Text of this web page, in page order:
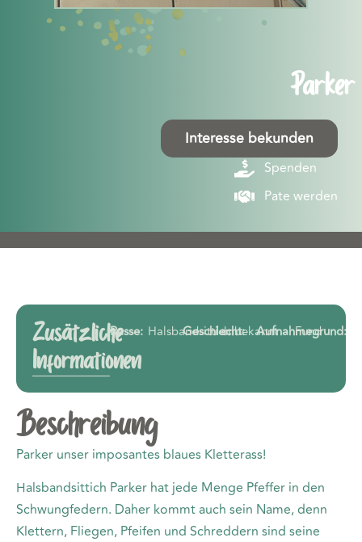
Parker
Interesse bekunden
Spenden
Pate werden
Zusätzliche
Informationen
Rasse: Halsbandsittich
Geschlecht:unbekanntAufnahmegrund:
Fund
Beschreibung
Parker unser imposantes blaues Kletterass!
Halsbandsittich Parker hat jede Menge Pfeffer in den
Schwungfedern. Daher kommt auch sein Name, denn
Klettern, Fliegen, Pfeifen und Schreddern sind seine